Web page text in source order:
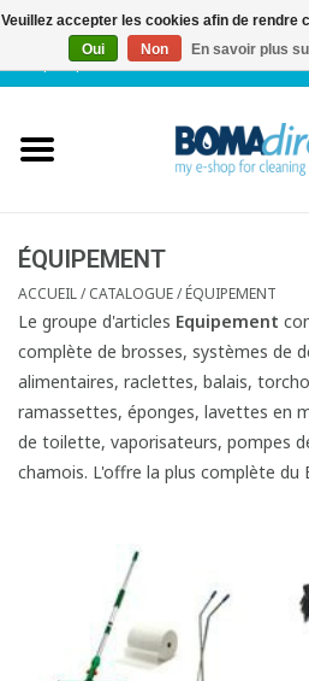
FR|
Service client
Blog
ÉQUIPEMENT
ACCUEIL/CATALOGUE/ÉQUIPEMENT
Le groupe d'articles Equipement
complète de brosses, systèmes de
alimentaires, raclettes, balais,
ramassettes, éponges, lavettes en
de toilette, vaporisateurs, pompes
chamois. L'offre la plus complète du
Veuillez accepter les cookies afin de rendre
Oui
Non En savoir plus